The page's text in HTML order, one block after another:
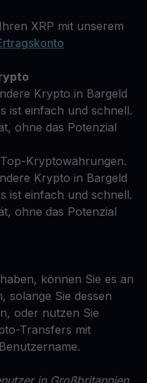
XRP mit unserem
Krypto in Bargeld
ist einfach und schnell.
ohne das Potenzial
Kryptowährungen.
Krypto in Bargeld
ist einfach und schnell.
ohne das Potenzial
können Sie es an
solange Sie dessen
oder nutzen Sie
Transfers mit
in Großbritannien